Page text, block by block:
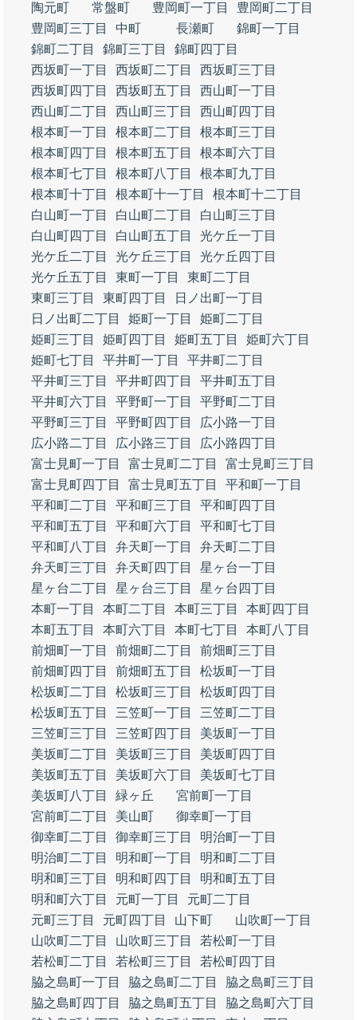
陶元町
常盤町 豊岡町一丁目
豊岡町二丁目
豊岡町三丁目
中町 長瀬町
錦町一丁目
錦町二丁目
錦町三丁目
錦町四丁目
西坂町一丁目
西坂町二丁目
西坂町三丁目
西坂町四丁目
西坂町五丁目
西山町一丁目
西山町二丁目
西山町三丁目
西山町四丁目
根本町一丁目
根本町二丁目
根本町三丁目
根本町四丁目
根本町五丁目
根本町六丁目
根本町七丁目
根本町八丁目
根本町九丁目
根本町十丁目
根本町十一丁目
根本町十二丁目
白山町一丁目
白山町二丁目
白山町三丁目
白山町四丁目
白山町五丁目
光ケ丘一丁目
光ケ丘二丁目
光ケ丘三丁目
光ケ丘四丁目
光ケ丘五丁目
東町一丁目
東町二丁目
東町三丁目
東町四丁目
日ノ出町一丁目
日ノ出町二丁目
姫町一丁目
姫町二丁目
姫町三丁目
姫町四丁目 姫町五丁目
姫町六丁目
姫町七丁目
平井町一丁目
平井町二丁目
平井町三丁目
平井町四丁目
平井町五丁目
平井町六丁目
平野町一丁目
平野町二丁目
平野町三丁目
平野町四丁目
広小路一丁目
広小路二丁目
広小路三丁目
広小路四丁目
富士見町一丁目
富士見町二丁目
富士見町三丁目
富士見町四丁目
富士見町五丁目
平和町一丁目
平和町二丁目
平和町三丁目
平和町四丁目
平和町五丁目
平和町六丁目
平和町七丁目
平和町八丁目
弁天町一丁目
弁天町二丁目
弁天町三丁目
弁天町四丁目
星ヶ台一丁目
星ヶ台二丁目
星ヶ台三丁目
星ヶ台四丁目
本町一丁目
本町二丁目 本町三丁目
本町四丁目
本町五丁目
本町六丁目 本町七丁目
本町八丁目
前畑町一丁目
前畑町二丁目
前畑町三丁目
前畑町四丁目
前畑町五丁目
松坂町一丁目
松坂町二丁目
松坂町三丁目
松坂町四丁目
松坂町五丁目
三笠町一丁目
三笠町二丁目
三笠町三丁目
三笠町四丁目
美坂町一丁目
美坂町二丁目
美坂町三丁目
美坂町四丁目
美坂町五丁目
美坂町六丁目
美坂町七丁目
美坂町八丁目
緑ヶ丘
宮前町一丁目
宮前町二丁目
美山町
御幸町一丁目
御幸町二丁目
御幸町三丁目
明治町一丁目
明治町二丁目
明和町一丁目
明和町二丁目
明和町三丁目
明和町四丁目
明和町五丁目
明和町六丁目
元町一丁目
元町二丁目
元町三丁目
元町四丁目 山下町
山吹町一丁目
山吹町二丁目
山吹町三丁目
若松町一丁目
若松町二丁目
若松町三丁目
若松町四丁目
脇之島町一丁目
脇之島町二丁目
脇之島町三丁目
脇之島町四丁目
脇之島町五丁目
脇之島町六丁目